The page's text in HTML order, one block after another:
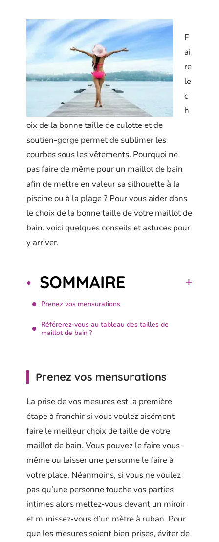
F
ai
re
le
c
h
oix de la bonne taille de culotte et de
soutien-gorge permet de sublimer les
courbes sous les vêtements. Pourquoi ne
pas faire de même pour un maillot de bain
afin de mettre en valeur sa silhouette à la
piscine ou à la plage ? Pour vous aider dans
le choix de la bonne taille de votre maillot de
bain, voici quelques conseils et astuces pour
y arriver.
SOMMAIRE
Prenez vos mensurations
Référerez-vous au tableau des tailles de
maillot de bain ?
Prenez vos mensurations
La prise de vos mesures est la première
étape à franchir si vous voulez aisément
faire le meilleur choix de taille de votre
maillot de bain. Vous pouvez le faire vous-
même ou laisser une personne le faire à
votre place. Néanmoins, si vous ne voulez
pas qu’une personne touche vos parties
intimes alors mettez-vous devant un miroir
et munissez-vous d’un mètre à ruban. Pour
que les mesures soient bien prises, éviter de